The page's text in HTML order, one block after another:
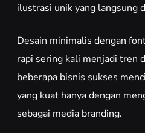
ilustrasi unik yang langsung
Desain minimalis dengan
rapi sering kali menjadi tren
beberapa bisnis sukses
yang kuat hanya dengan
sebagai media branding.